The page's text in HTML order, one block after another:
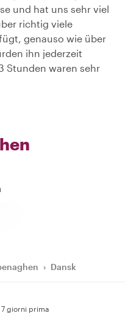
und hat uns sehr viel
richtig viele
genauso wie über
ihn jederzeit
Stunden waren sehr
› Dansk
giorni prima